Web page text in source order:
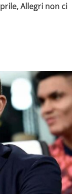
Allegri non ci